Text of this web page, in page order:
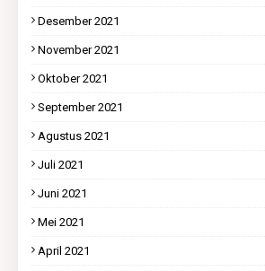
Desember 2021
November 2021
Oktober 2021
September 2021
Agustus 2021
Juli 2021
Juni 2021
Mei 2021
April 2021